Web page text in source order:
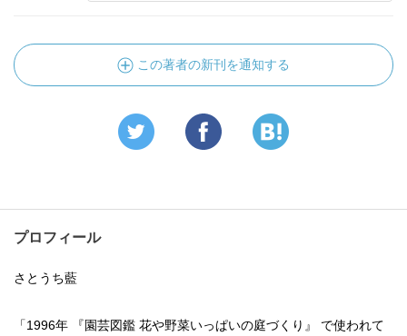
この著者の新刊を通知する
プロフィール
さとうち藍
「1996年 『園芸図鑑 花や野菜いっぱいの庭づくり』 で使われて